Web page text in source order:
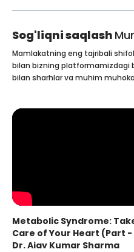
Sog'liqni saqlash
Mamlakatning eng tajribali
bilan bizning platformamizdagi
bilan sharhlar va muhim
Metabolic Syndrome:
Care of Your Heart (Part -
Dr. Ajay Kumar Sharma